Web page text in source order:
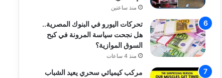
منذ ساعتين
تحركات اليورو في البنوك المصرية..
هل نجحت سياسة المرونة في كبح
السوق الموازية؟
منذ 4 ساعات
مركب كيميائي سحري يعيد الشباب